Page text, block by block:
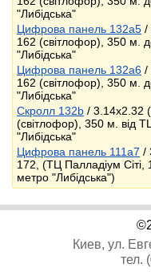
"Либідська"
Цифрова панель 132a5 /
162 (світлофор), 350 м.
"Либідська"
Цифрова панель 132a6 /
162 (світлофор), 350 м.
"Либідська"
Скролл 132b / 3.14x2.32
(світлофор), 350 м. від
"Либідська"
Цифрова панель 111a7 /
172, (ТЦ Палладіум
метро "Либідська")
Киев, ул.
тел.